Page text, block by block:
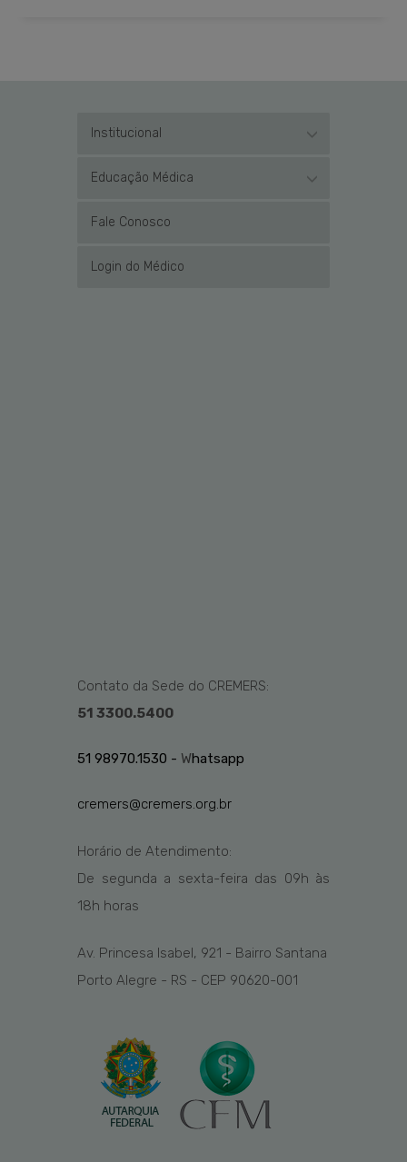
Institucional
Educação Médica
Fale Conosco
Login do Médico
Contato da Sede do CREMERS:
51 3300.5400
51 98970.1530 - Whatsapp
cremers@cremers.org.br
Horário de Atendimento:
De segunda a sexta-feira das 09h às
18h horas
Av. Princesa Isabel, 921 - Bairro Santana
Porto Alegre - RS - CEP 90620-001